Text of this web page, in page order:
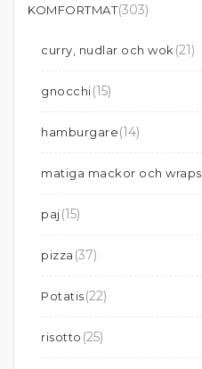
KOMFORTMAT(303)
curry, nudlar och wok(21)
gnocchi(15)
hamburgare(14)
matiga mackor och wraps
paj(15)
pizza (37)
Potatis(22)
risotto (25)